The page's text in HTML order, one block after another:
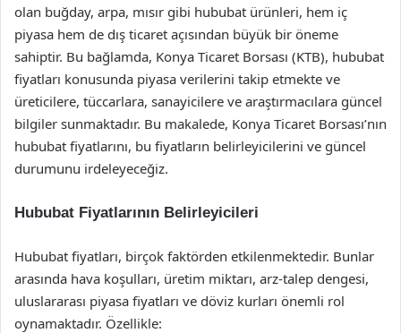
olan buğday, arpa, mısır gibi hububat ürünleri, hem iç
piyasa hem de dış ticaret açısından büyük bir öneme
sahiptir. Bu bağlamda, Konya Ticaret Borsası (KTB), hububat
fiyatları konusunda piyasa verilerini takip etmekte ve
üreticilere, tüccarlara, sanayicilere ve araştırmacılara güncel
bilgiler sunmaktadır. Bu makalede, Konya Ticaret Borsası’nın
hububat fiyatlarını, bu fiyatların belirleyicilerini ve güncel
durumunu irdeleyeceğiz.
Hububat Fiyatlarının Belirleyicileri
Hububat fiyatları, birçok faktörden etkilenmektedir. Bunlar
arasında hava koşulları, üretim miktarı, arz-talep dengesi,
uluslararası piyasa fiyatları ve döviz kurları önemli rol
oynamaktadır. Özellikle: